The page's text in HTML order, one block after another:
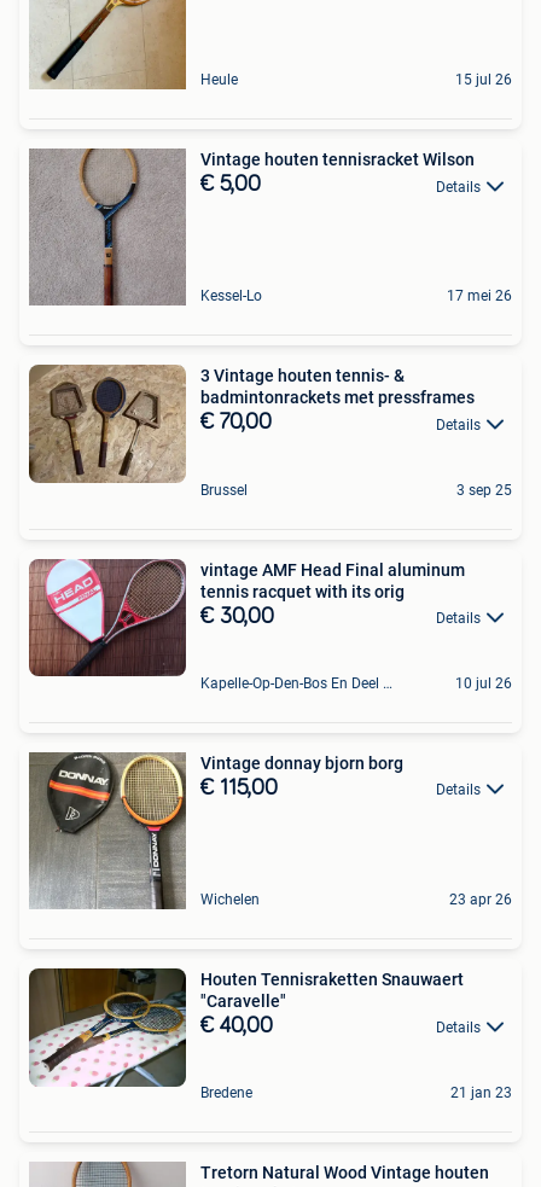
Heule 15 jul 26
Vintage houten tennisracket Wilson
€ 5,00 Details
Kessel-Lo 17 mei 26
3 Vintage houten tennis- &
badmintonrackets met pressframes
€ 70,00 Details
Brussel 3 sep 25
vintage AMF Head Final aluminum
tennis racquet with its orig
€ 30,00 Details
Kapelle-Op-Den-Bos En Deel Van Zemst 10 jul 26
Vintage donnay bjorn borg
€ 115,00 Details
Wichelen 23 apr 26
Houten Tennisraketten Snauwaert
"Caravelle"
€ 40,00 Details
Bredene 21 jan 23
Tretorn Natural Wood Vintage houten